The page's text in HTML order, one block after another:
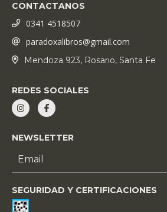
CONTACTANOS
0341 4518507
paradoxalibros@gmail.com
Mendoza 923, Rosario, Santa Fe
REDES SOCIALES
NEWSLETTER
SEGURIDAD Y CERTIFICACIONES